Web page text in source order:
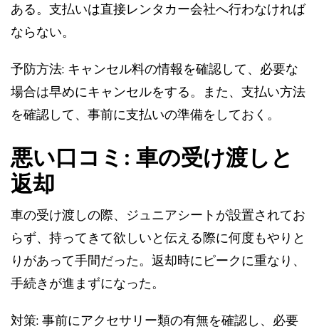
ある。支払いは直接レンタカー会社へ行わなければ
ならない。
予防方法: キャンセル料の情報を確認して、必要な
場合は早めにキャンセルをする。また、支払い方法
を確認して、事前に支払いの準備をしておく。
悪い口コミ: 車の受け渡しと
返却
車の受け渡しの際、ジュニアシートが設置されてお
らず、持ってきて欲しいと伝える際に何度もやりと
りがあって手間だった。返却時にピークに重なり、
手続きが進まずになった。
対策: 事前にアクセサリー類の有無を確認し、必要